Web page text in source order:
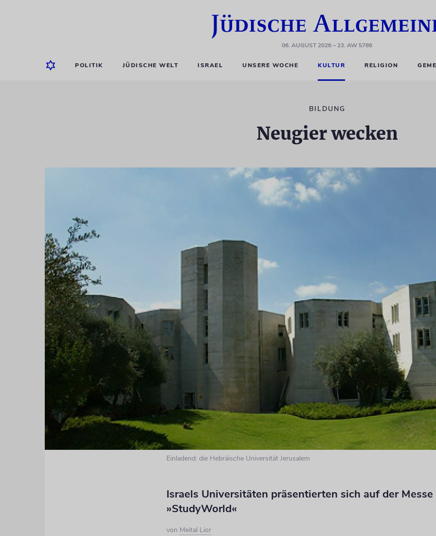
06. AUGUST 2026– 23. AW 5786
POLITIK JÜDISCHE WELT ISRAEL UNSERE WOCHE KULTUR RELIGION
BILDUNG
Neugier wecken
Einladend: die Hebräische Universität Jerusalem
Israels Universitäten präsentierten sich auf der Messe
»StudyWorld«
von Meital Lior